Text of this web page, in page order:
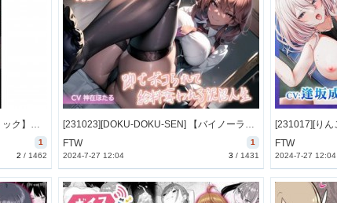
[231024][DLボイコミ] 【ボイスコミック】娼館の主【年齢不詳】との新婚【になる】初夜 [35M] [RJ01111423]
1
2 / 1462
[231023][DOKU-DOKU-SEN] 【バイノーラル+映像】自分を舐めているバイト先の褐色ギャル後輩に脚でボコられて給料奪われる泥沼人生 [5523M] [RJ01097002]
1
FTW
3 / 1431
2024-7-27 12:04
FTW
2024-7-27 12:04